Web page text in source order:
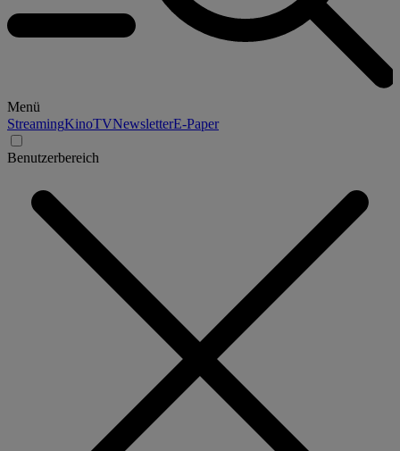
Menü
StreamingKinoTVNewsletterE-Paper
Benutzerbereich